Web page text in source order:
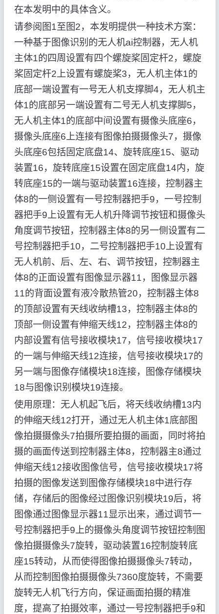
在本发明中的具体含义。
请参阅图1至图2，本发明提供一种技术方案：
一种基于图像识别的无人机ai控制器，无人机
主体1的四周设置有四个螺旋桨固定杆2，螺旋
桨固定杆2上设置有螺旋桨3，无人机主体1的
底部一端设置有一号无人机支撑脚4，无人机主
体1的底部另一端设置有二号无人机支撑脚5，
无人机主体1的底部中间设置有摄像头底座6，
摄像头底座6上连接有图像拍摄摄像头7，摄像
头底座6包括固定底盘14、旋转底座15、驱动
装置16，旋转底座15设置在固定底盘14内，旋
转底座15的一端与驱动装置16连接，控制器主
体8的一侧设置有一号控制器把手9，一号控制
器把手9上设置有无人机升降调节按钮和摄像头
角度调节按钮，控制器主体8的另一侧设置有二
号控制器把手10，二号控制器把手10上设置有
无人机前、后、左、右、调节按钮，控制器主
体8的正面设置有图像显示器11，图像显示器
11的背面设置有液冷散热管20，控制器主体8
的顶部设置有天线收纳槽13，控制器主体8的
顶部一侧设置有伸缩天线12，控制器主体8的
内部设置有信号接收模块17，信号接收模块17
的一端与伸缩天线12连接，信号接收模块17的
另一端与图像存储模块18连接，图像存储模块
18与图像识别模块19连接。
使用原理：无人机起飞后，将天线收纳槽13内
的伸缩天线12打开，通过无人机主体1底部图
像拍摄摄像头7拍摄所要拍摄的画面，同时将拍
摄的画面传送到控制器主体8，控制器主8通过
伸缩天线12接收图像信号，信号接收模块17将
拍摄的图像发送到图像存储模块18中进行存
储，存储后的图像经过图像识别模块19后，将
图像通过图像显示器11显示出来，通过调节一
号控制器把手9上的摄像头角度调节按钮控制图
像拍摄摄像头7旋转，驱动装置16控制旋转底
座15转动，从而使得图像拍摄摄像头7转动，
从而控制图像拍摄摄像头7360度旋转，不需要
旋转无人机飞行方向，保证画面拍摄的精准
度，提高了拍摄效率，通过一号控制器把手9和